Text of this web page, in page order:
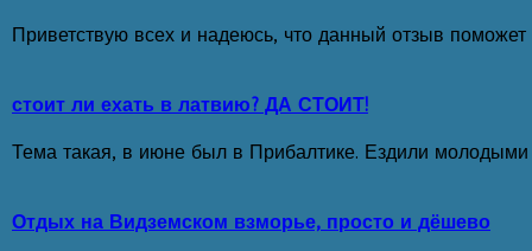
Приветствую всех и надеюсь, что данный отзыв
стоит ли ехать в латвию? ДА СТОИТ!
Тема такая, в июне был в Прибалтике. Ездили молодыми
Отдых на Видземском взморье, просто и дёшево